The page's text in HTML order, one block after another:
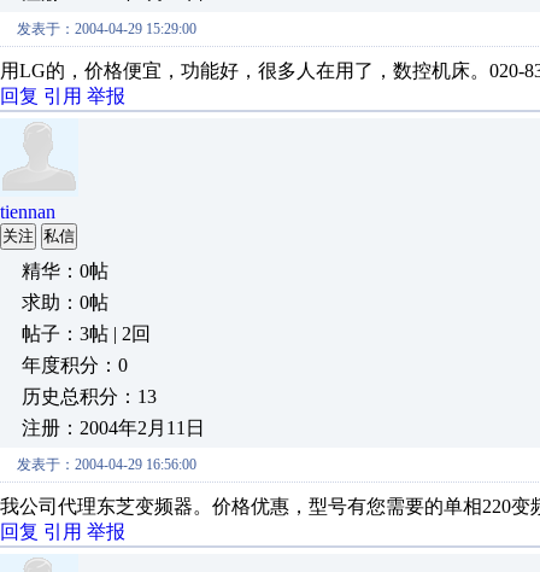
发表于：2004-04-29 15:29:00
用LG的，价格便宜，功能好，很多人在用了，数控机床。020-
回复 引用 举报
tiennan
关注 私信
精华：0帖
求助：0帖
帖子：3帖 | 2回
年度积分：0
历史总积分：13
注册：2004年2月11日
发表于：2004-04-29 16:56:00
我公司代理东芝变频器。价格优惠，型号有您需要的单相220变
回复 引用 举报